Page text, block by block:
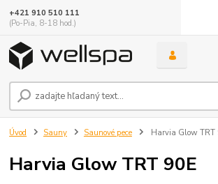
+421 910 510 111
(Po-Pia, 8-18 hod.)
Úvod Sauny Saunové pece Harvia Glow TRT
Harvia Glow TRT 90E